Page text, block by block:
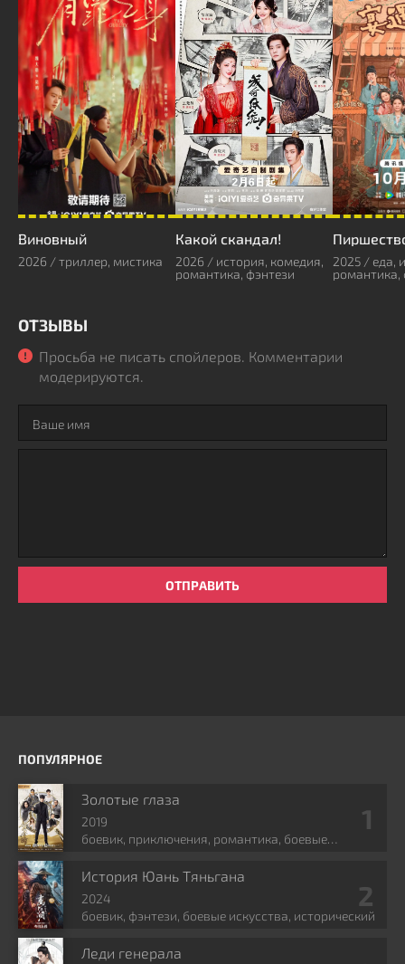
Виновный
2026 / триллер, мистика
Какой скандал!
2026 / история, комедия,
романтика, фэнтези
2025 / еда,
романтика,
ОТЗЫВЫ
Просьба не писать спойлеров. Комментарии
модерируются.
ОТПРАВИТЬ
ПОПУЛЯРНОЕ
Золотые глаза
2019
боевик, приключения, романтика, боевые
История Юань Тяньгана
2024
боевик, фэнтези, боевые искусства, исторический
Леди генерала